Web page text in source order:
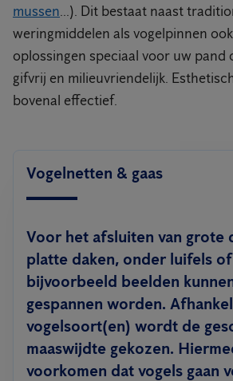
mussen...). Dit bestaat naast
weringmiddelen als vogelpinnen
oplossingen speciaal voor uw pand
gifvrij en milieuvriendelijk.
bovenal effectief.
Vogelnetten & gaas
Voor het afsluiten van grote
platte daken, onder luifels
bijvoorbeeld beelden
gespannen worden.
vogelsoort(en) wordt de
maaswijdte gekozen.
voorkomen dat vogels gaan